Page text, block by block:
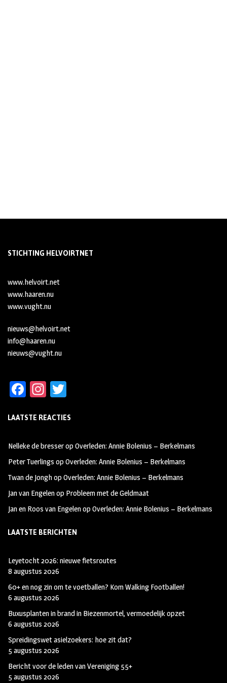
STICHTING HELVOIRTNET
www.helvoirt.net
www.haaren.nu
www.vught.nu
nieuws@helvoirt.net
info@haaren.nu
nieuws@vught.nu
Fa
b
oo
k
In
ag
m
tt
LAATSTE REACTIES
Nelleke de bresseropOverleden: Annie Bolenius – Berkelmans
Peter Tuerlings opOverleden: Annie Bolenius – Berkelmans
Twan de JonghopOverleden: Annie Bolenius – Berkelmans
Jan van Engelenop Probleem met de Geldmaat
Jan en Roos van EngelenopOverleden: Annie Bolenius – Berkelmans
LAATSTE BERICHTEN
Leyetocht 2026: nieuwe fietsroutes
8 augustus 2026
60+ en nog zin om te voetballen? Kom Walking Footballen!
6 augustus 2026
Buxusplanten in brand in Biezenmortel, vermoedelijk opzet
6 augustus 2026
Spreidingswet asielzoekers: hoe zit dat?
5 augustus 2026
Bericht voor de leden van Vereniging 55+
5 augustus 2026